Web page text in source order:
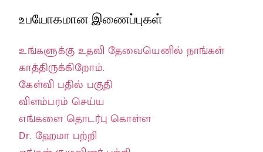
உபயோகமான இணைப்புகள்
உங்களுக்கு உதவி தேவையெனில் நாங்கள்
காத்திருக்கிறோம்.
கேள்வி பதில் பகுதி
விளம்பரம் செய்ய
எங்களை தொடர்பு கொள்ள
Dr. ஹேமா பற்றி